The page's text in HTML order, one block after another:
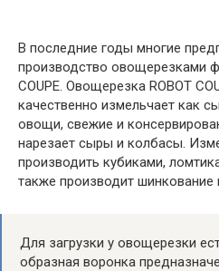
В последние годы многие
производство овощерезками
COUPE. Овощерезка ROBOT
качественно измельчает как
овощи, свежие и
нарезает сыры и колбасы.
производить кубиками,
также производит шинкование
Для загрузки у овощерезки
образная воронка